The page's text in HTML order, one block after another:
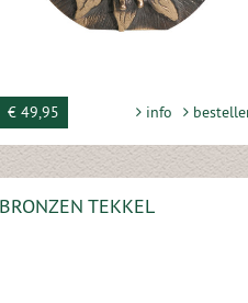
€ 49,95 info
BRONZEN TEKKEL